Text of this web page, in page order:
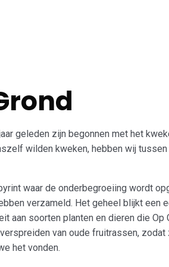
geleden zijn begonnen met het
wilden kweken, hebben wij
waar de onderbegroeiing wordt
verzameld. Het geheel blijkt een
aan soorten planten en dieren die Op
van oude fruitrassen,
het vonden.